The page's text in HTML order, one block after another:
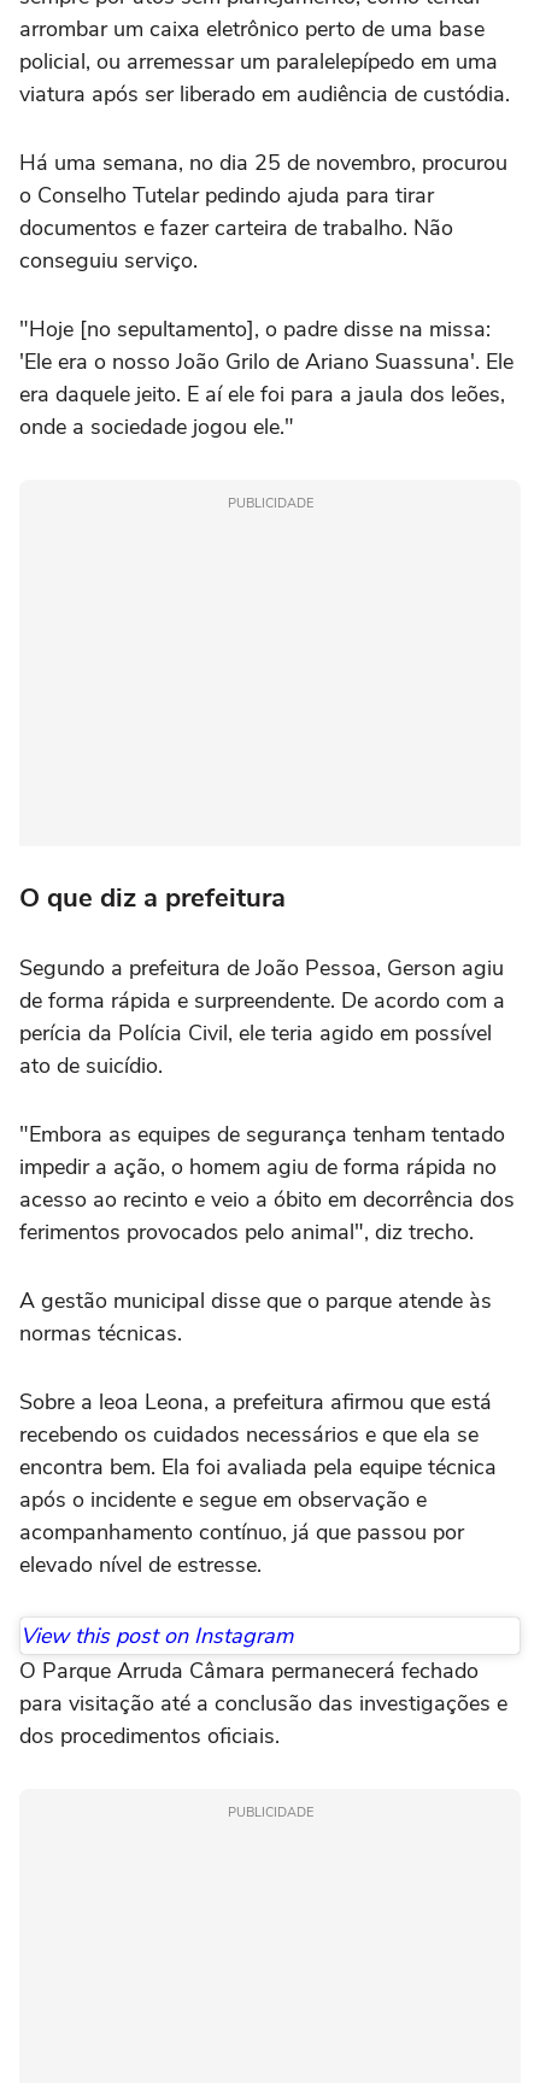
arrombar um caixa eletrônico perto de uma base
policial, ou arremessar um paralelepípedo em uma
viatura após ser liberado em audiência de custódia.
Há uma semana, no dia 25 de novembro, procurou
o Conselho Tutelar pedindo ajuda para tirar
documentos e fazer carteira de trabalho. Não
conseguiu serviço.
"Hoje [no sepultamento], o padre disse na missa:
'Ele era o nosso João Grilo de Ariano Suassuna'. Ele
era daquele jeito. E aí ele foi para a jaula dos leões,
onde a sociedade jogou ele."
PUBLICIDADE
O que diz a prefeitura
Segundo a prefeitura de João Pessoa, Gerson agiu
de forma rápida e surpreendente. De acordo com a
perícia da Polícia Civil, ele teria agido em possível
ato de suicídio.
"Embora as equipes de segurança tenham tentado
impedir a ação, o homem agiu de forma rápida no
acesso ao recinto e veio a óbito em decorrência dos
ferimentos provocados pelo animal", diz trecho.
A gestão municipal disse que o parque atende às
normas técnicas.
Sobre a leoa Leona, a prefeitura afirmou que está
recebendo os cuidados necessários e que ela se
encontra bem. Ela foi avaliada pela equipe técnica
após o incidente e segue em observação e
acompanhamento contínuo, já que passou por
elevado nível de estresse.
View this post on Instagram
O Parque Arruda Câmara permanecerá fechado
para visitação até a conclusão das investigações e
dos procedimentos oficiais.
PUBLICIDADE